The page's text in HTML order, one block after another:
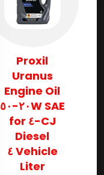
Proxil
Uranus
Engine Oil
SAE ٢٠W-٥٠
CJ-٤ for
Diesel
Vehicle ٤
Liter